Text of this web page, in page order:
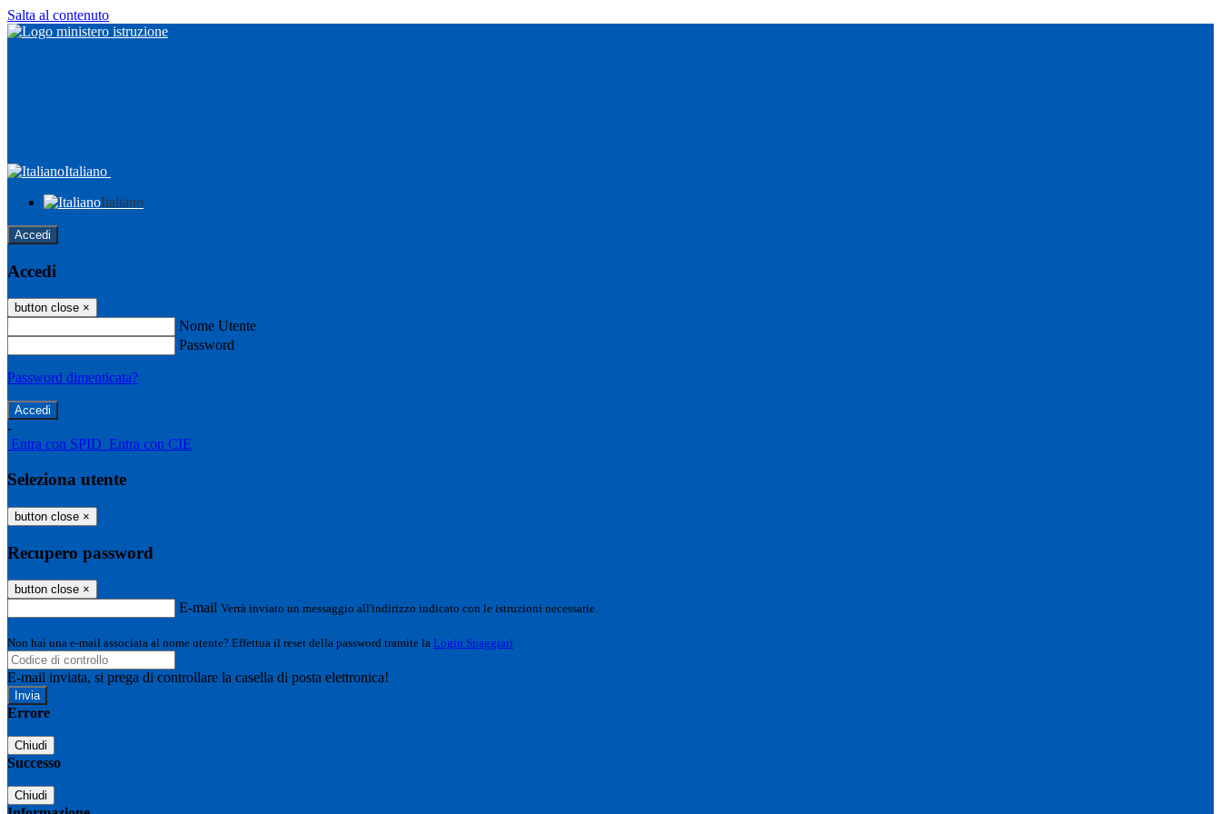
Salta al contenuto
Italiano
Italiano
Accedi
Accedi
button close ×
Nome Utente
Password
Password dimenticata?
-
Entra con SPID Entra con CIE
Seleziona utente
button close ×
Recupero password
button close ×
E-mail Verrà inviato un messaggio all'indirizzo indicato con le istruzioni necessarie.
Non hai una e-mail associata al nome utente? Effettua il reset della password tramite la Login Spaggiari
E-mail inviata, si prega di controllare la casella di posta elettronica!
Errore
Chiudi
Successo
Chiudi